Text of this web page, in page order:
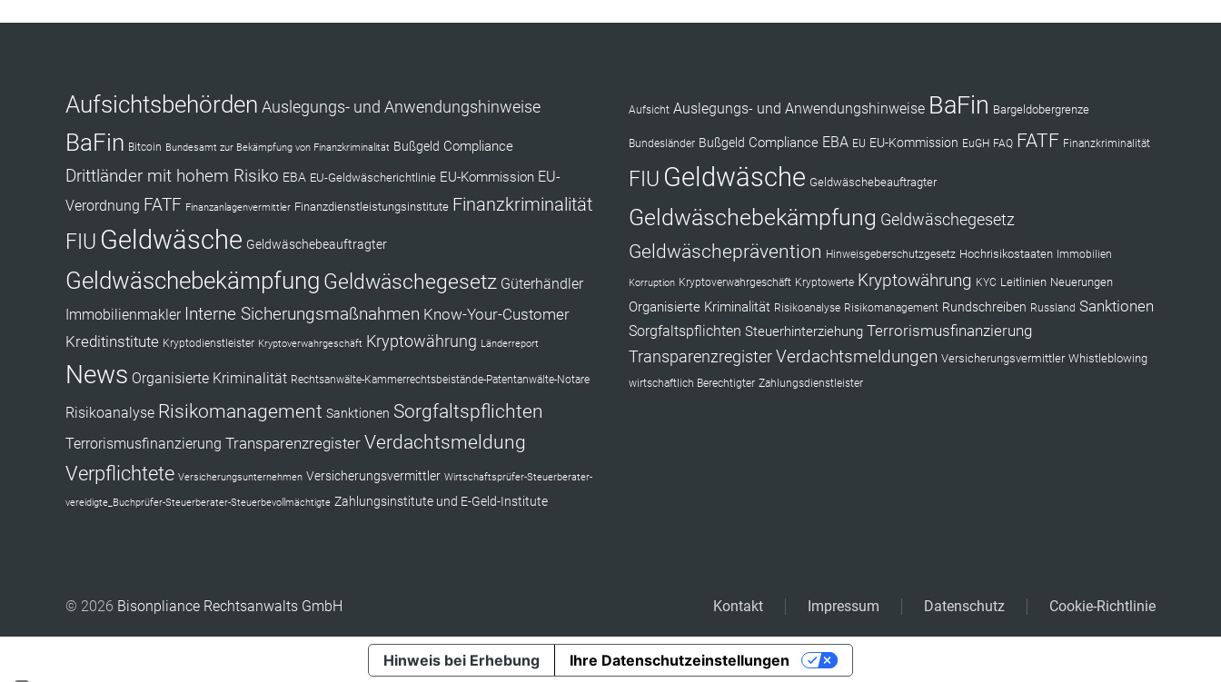
Aufsichtsbehörden Auslegungs- und Anwendungshinweise
BaFin Bitcoin Bundesamt zur Bekämpfung von Finanzkriminalität Bußgeld Compliance
Drittländer mit hohem Risiko EBA EU-Geldwäscherichtlinie EU-Kommission EU-
Verordnung FATF Finanzanlagenvermittler Finanzdienstleistungsinstitute Finanzkriminalität
FIU Geldwäsche Geldwäschebeauftragter
Geldwäschebekämpfung Geldwäschegesetz Güterhändler
Immobilienmakler Interne Sicherungsmaßnahmen Know-Your-Customer
Kreditinstitute Kryptodienstleister Kryptoverwahrgeschäft Kryptowährung Länderreport
News Organisierte Kriminalität Rechtsanwälte-Kammerrechtsbeistände-Patentanwälte-Notare
Risikoanalyse Risikomanagement Sanktionen Sorgfaltspflichten
Terrorismusfinanzierung Transparenzregister Verdachtsmeldung
Verpflichtete Versicherungsunternehmen Versicherungsvermittler Wirtschaftsprüfer-Steuerberater-
vereidigte_Buchprüfer-Steuerberater-Steuerbevollmächtigte Zahlungsinstitute und E-Geld-Institute
Aufsicht Auslegungs- und Anwendungshinweise BaFin Bargeldobergrenze
Bundesländer Bußgeld Compliance EBA EU EU-Kommission EuGH FAQ FATF Finanzkriminalität
FIU Geldwäsche Geldwäschebeauftragter
Geldwäschebekämpfung Geldwäschegesetz
Geldwäscheprävention Hinweisgeberschutzgesetz Hochrisikostaaten Immobilien
Korruption Kryptoverwahrgeschäft Kryptowerte Kryptowährung KYC Leitlinien Neuerungen
Organisierte Kriminalität Risikoanalyse Risikomanagement Rundschreiben Russland Sanktionen
Sorgfaltspflichten Steuerhinterziehung Terrorismusfinanzierung
TransparenzregisterVerdachtsmeldungen Versicherungsvermittler Whistleblowing
wirtschaftlich Berechtigter Zahlungsdienstleister
© 2026 Bisonpliance Rechtsanwalts GmbH Kontakt Impressum Datenschutz Cookie-Richtlinie
Hinweis bei Erhebung Ihre Datenschutzeinstellungen